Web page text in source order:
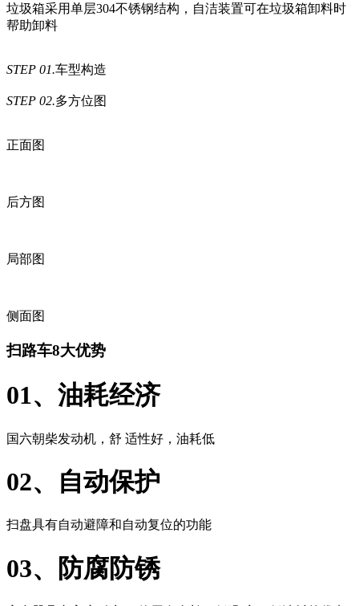
垃圾箱采用单层304不锈钢结构，自洁装置可在垃圾箱卸料时
帮助卸料
STEP 01.车型构造
STEP 02.多方位图
正面图
后方图
局部图
侧面图
扫路车8大优势
01、油耗经济
国六朝柴发动机，舒 适性好，油耗低
02、自动保护
扫盘具有自动避障和自动复位的功能
03、防腐防锈